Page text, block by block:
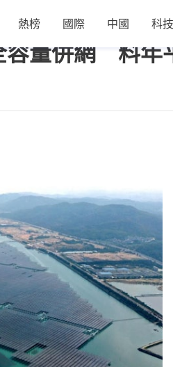
熱榜 國際 中國 科技
容量併網 料年